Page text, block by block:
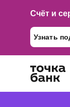
Счёт и
Узнать